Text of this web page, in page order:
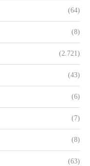
(64)
(8)
(2.721)
(43)
(6)
(7)
(8)
(63)